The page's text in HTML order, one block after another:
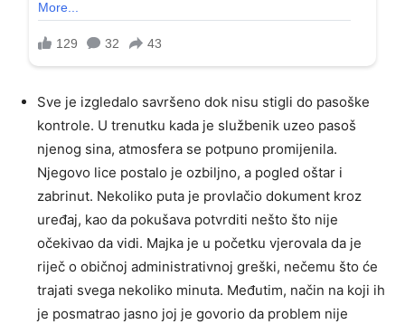
Sve je izgledalo savršeno dok nisu stigli do pasoške
kontrole. U trenutku kada je službenik uzeo pasoš
njenog sina, atmosfera se potpuno promijenila.
Njegovo lice postalo je ozbiljno, a pogled oštar i
zabrinut. Nekoliko puta je provlačio dokument kroz
uređaj, kao da pokušava potvrditi nešto što nije
očekivao da vidi. Majka je u početku vjerovala da je
riječ o običnoj administrativnoj greški, nečemu što će
trajati svega nekoliko minuta. Međutim, način na koji ih
je posmatrao jasno joj je govorio da problem nije